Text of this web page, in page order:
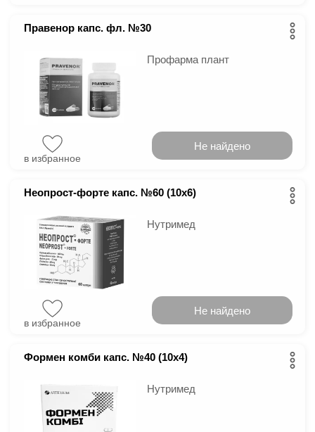
Правенор капс. фл. №30
Профарма плант
в избранное
Не найдено
Неопрост-форте капс. №60 (10х6)
Нутримед
в избранное
Не найдено
Формен комби капс. №40 (10х4)
Нутримед